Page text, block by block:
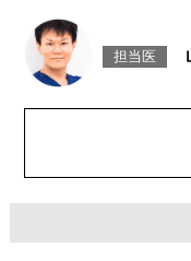
施術時間：約60分程
リスク、副作用：腫れ、
ことがございます。また
害、運動障害、創離開、
費用：スタンダード
オプション：笑気麻酔
施術内容：脂肪を減らし
ほどの切開を加え、カニュ
担当医